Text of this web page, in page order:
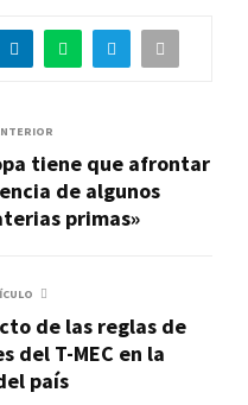
tiene que afrontar
de algunos
primas»
de las reglas de
del T-MEC en la
país